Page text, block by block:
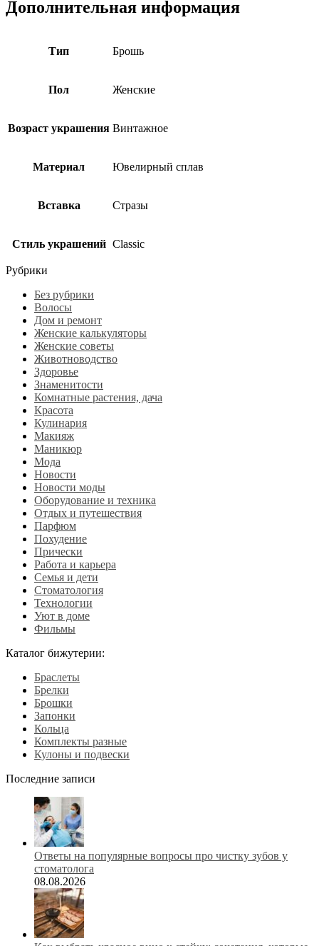
Дополнительная информация
Тип Брошь
Пол Женские
Возраст украшения Винтажное
Материал Ювелирный сплав
Вставка Стразы
Стиль украшений Classic
Рубрики
Без рубрики
Волосы
Дом и ремонт
Женские калькуляторы
Женские советы
Животноводство
Здоровье
Знаменитости
Комнатные растения, дача
Красота
Кулинария
Макияж
Маникюр
Мода
Новости
Новости моды
Оборудование и техника
Отдых и путешествия
Парфюм
Похудение
Прически
Работа и карьера
Семья и дети
Стоматология
Технологии
Уют в доме
Фильмы
Каталог бижутерии:
Браслеты
Брелки
Брошки
Запонки
Кольца
Комплекты разные
Кулоны и подвески
Последние записи
Ответы на популярные вопросы про чистку зубов у
стоматолога
08.08.2026